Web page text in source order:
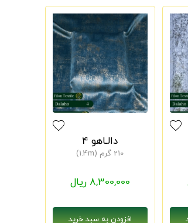
دالـاهو 4
210 گرم (1.4m)
8,300,000 ریال